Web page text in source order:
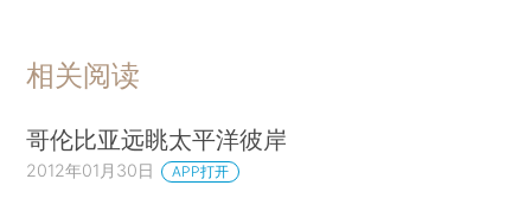
相关阅读
哥伦比亚远眺太平洋彼岸
2012年01月30日 APP打开